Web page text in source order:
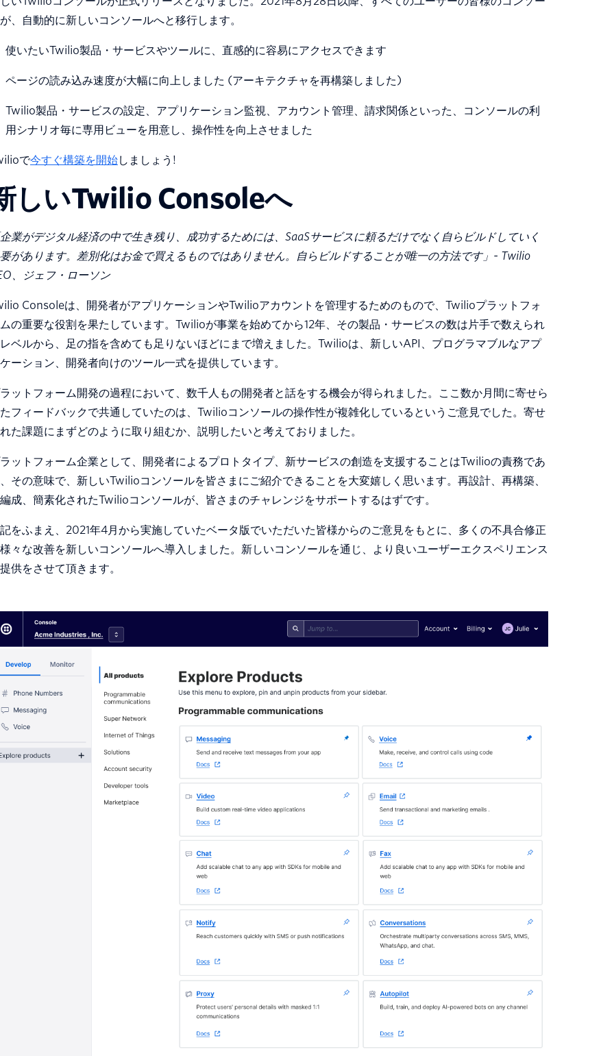
、自動的に新しいコンソールへと移行します。
使いたいTwilio製品・サービスやツールに、直感的に容易にアクセスできます
ページの読み込み速度が大幅に向上しました (アーキテクチャを再構築しました)
Twilio製品・サービスの設定、アプリケーション監視、アカウント管理、請求関係といった、コンソールの利
用シナリオ毎に専用ビューを用意し、操作性を向上させました
で今すぐ構築を開始しましょう!
しいTwilio Consoleへ
業がデジタル経済の中で生き残り、成功するためには、SaaSサービスに頼るだけでなく自らビルドしていく
があります。差別化はお金で買えるものではありません。自らビルドすることが唯一の方法です」- Twilio
、ジェフ・ローソン
Consoleは、開発者がアプリケーションやTwilioアカウントを管理するためのもので、Twilioプラットフォ
の重要な役割を果たしています。Twilioが事業を始めてから12年、その製品・サービスの数は片手で数えられ
ベルから、足の指を含めても足りないほどにまで増えました。Twilioは、新しいAPI、プログラマブルなアプ
ーション、開発者向けのツール一式を提供しています。
ットフォーム開発の過程において、数千人もの開発者と話をする機会が得られました。ここ数か月間に寄せら
フィードバックで共通していたのは、Twilioコンソールの操作性が複雑化しているというご意見でした。寄せ
た課題にまずどのように取り組むか、説明したいと考えておりました。
ットフォーム企業として、開発者によるプロトタイプ、新サービスの創造を支援することはTwilioの責務であ
その意味で、新しいTwilioコンソールを皆さまにご紹介できることを大変嬉しく思います。再設計、再構築、
成、簡素化されたTwilioコンソールが、皆さまのチャレンジをサポートするはずです。
をふまえ、2021年4月から実施していたベータ版でいただいた皆様からのご意見をもとに、多くの不具合修正
々な改善を新しいコンソールへ導入しました。新しいコンソールを通じ、より良いユーザーエクスペリエンス
供をさせて頂きます。